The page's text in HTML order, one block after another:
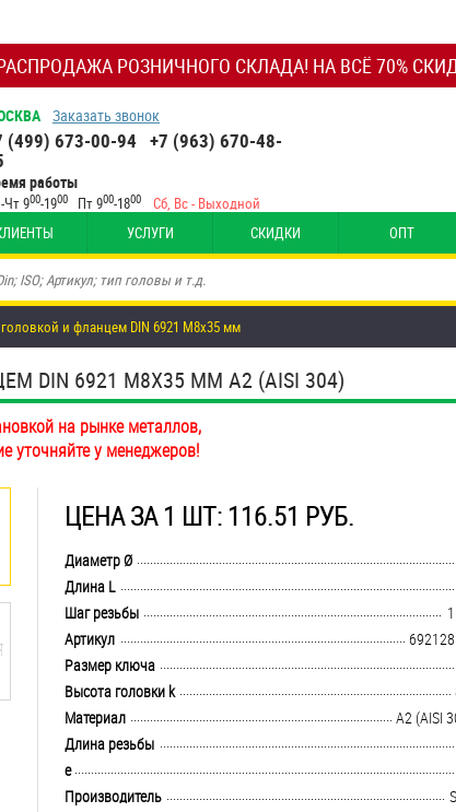
РОЗНИЧНОГО СКЛАДА! НА ВСЁ 70%
Заказать звонок
(499) 673-00-94 +7 (963) 670-48-
работы
Чт 900-1900 Пт 900-1800 Сб, Вс - Выходной
УСЛУГИ СКИДКИ ОПТ
и фланцем DIN 6921 М8х35 мм
DIN 6921 М8Х35 ММ А2 (AISI 304)
на рынке металлов,
уточняйте у менеджеров!
ЦЕНА ЗА 1 ШТ: 116.51 РУБ.
Диаметр Ø
Длина L
Шаг резьбы
Артикул
Размер ключа
Высота головки k
Материал
А2 (AISI
Длина резьбы
e
Производитель